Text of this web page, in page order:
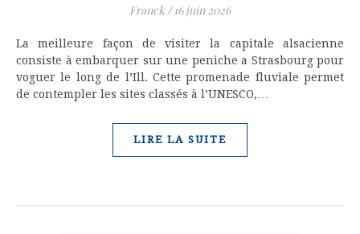
Franck/ 16 juin 2026
La meilleure façon de visiter la capitale alsacienne
consiste à embarquer sur une peniche a Strasbourg pour
voguer le long de l’Ill. Cette promenade fluviale permet
de contempler les sites classés à l’UNESCO,…
LIRE LA SUITE